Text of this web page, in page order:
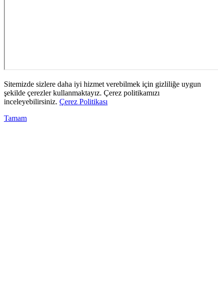
Sitemizde sizlere daha iyi hizmet verebilmek için gizliliğe uygun
şekilde çerezler kullanmaktayız. Çerez politikamızı
inceleyebilirsiniz. Çerez Politikası
Tamam